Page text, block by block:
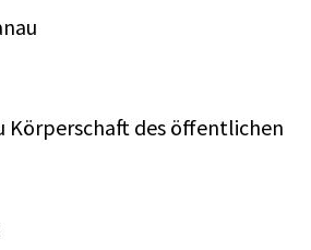
Körperschaft des öffentlichen